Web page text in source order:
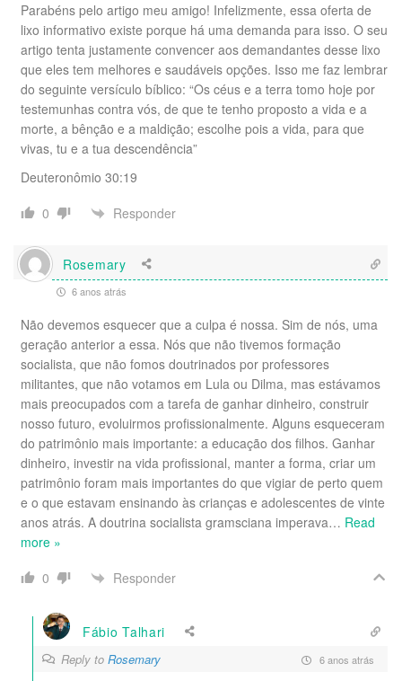
Parabéns pelo artigo meu amigo! Infelizmente, essa oferta de
lixo informativo existe porque há uma demanda para isso. O seu
artigo tenta justamente convencer aos demandantes desse lixo
que eles tem melhores e saudáveis opções. Isso me faz lembrar
do seguinte versículo bíblico: “Os céus e a terra tomo hoje por
testemunhas contra vós, de que te tenho proposto a vida e a
morte, a bênção e a maldição; escolhe pois a vida, para que
vivas, tu e a tua descendência”
Deuteronômio 30:19
0
Responder
Rosemary
6 anos atrás
Não devemos esquecer que a culpa é nossa. Sim de nós, uma
geração anterior a essa. Nós que não tivemos formação
socialista, que não fomos doutrinados por professores
militantes, que não votamos em Lula ou Dilma, mas estávamos
mais preocupados com a tarefa de ganhar dinheiro, construir
nosso futuro, evoluirmos profissionalmente. Alguns esqueceram
do patrimônio mais importante: a educação dos filhos. Ganhar
dinheiro, investir na vida profissional, manter a forma, criar um
patrimônio foram mais importantes do que vigiar de perto quem
e o que estavam ensinando às crianças e adolescentes de vinte
anos atrás. A doutrina socialista gramsciana imperava… Read
more »
0
Responder
Fábio Talhari
Reply to Rosemary 6 anos atrás